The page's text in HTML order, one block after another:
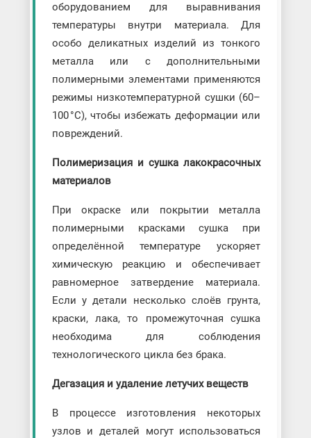
оборудованием для выравнивания
температуры внутри материала. Для
особо деликатных изделий из тонкого
металла или с дополнительными
полимерными элементами применяются
режимы низкотемпературной сушки (60–
100 °C), чтобы избежать деформации или
повреждений.
Полимеризация и сушка лакокрасочных
материалов
При окраске или покрытии металла
полимерными красками сушка при
определённой температуре ускоряет
химическую реакцию и обеспечивает
равномерное затвердение материала.
Если у детали несколько слоёв грунта,
краски, лака, то промежуточная сушка
необходима для соблюдения
технологического цикла без брака.
Дегазация и удаление летучих веществ
В процессе изготовления некоторых
узлов и деталей могут использоваться